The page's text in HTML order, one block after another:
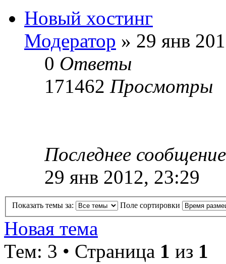
Новый хостинг
Модератор » 29 янв
0 Ответы
171462 Просмотры
Последнее сообщение
29 янв 2012, 23:29
Показать темы за: Поле сортировки
Новая тема
Тем: 3 • Страница 1 из 1